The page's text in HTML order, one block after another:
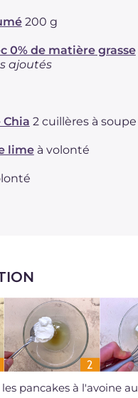
200 g
0% de matière grasse
ajoutés
Chia 2 cuillères à soupe
lime à volonté
pancakes à l'avoine au